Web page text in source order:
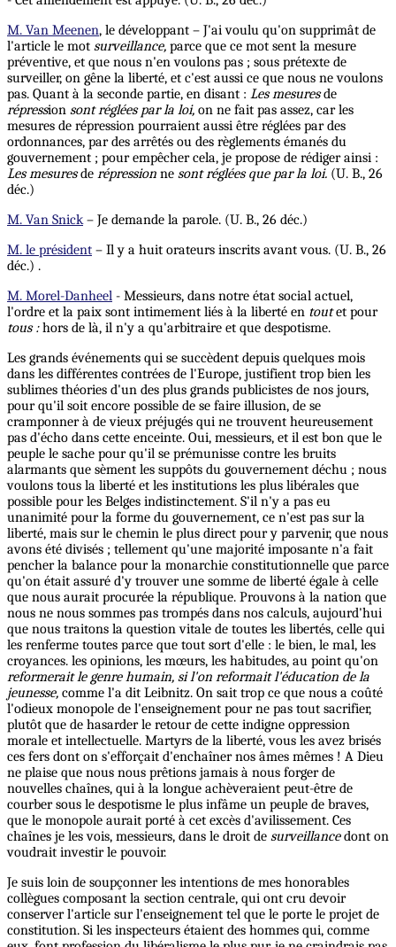
M. Van Meenen, le développant – J'ai voulu qu'on supprimât de
l'article le mot surveillance, parce que ce mot sent la mesure
préventive, et que nous n'en voulons pas ; sous prétexte de
surveiller, on gêne la liberté, et c'est aussi ce que nous ne voulons
pas. Quant à la seconde partie, en disant : Les mesuresde
répression sont réglées par la loi, on ne fait pas assez, car les
mesures de répression pourraient aussi être réglées par des
ordonnances, par des arrêtés ou des règlements émanés du
gouvernement ; pour empêcher cela, je propose de rédiger ainsi :
Les mesuresde répression ne sont réglées que par la loi. (U. B., 26
déc.)
M. Van Snick– Je demande la parole. (U. B., 26 déc.)
M. le président – Il y a huit orateurs inscrits avant vous. (U. B., 26
déc.) .
M. Morel-Danheel - Messieurs, dans notre état social actuel,
l'ordre et la paix sont intimement liés à la liberté en toutet pour
tous :hors de là, il n'y a qu'arbitraire et que despotisme.
Les grands événements qui se succèdent depuis quelques mois
dans les différentes contrées de l'Europe, justifient trop bien les
sublimes théories d'un des plus grands publicistes de nos jours,
pour qu'il soit encore possible de se faire illusion, de se
cramponner à de vieux préjugés qui ne trouvent heureusement
pas d'écho dans cette enceinte. Oui, messieurs, et il est bon que le
peuple le sache pour qu'il se prémunisse contre les bruits
alarmants que sèment les suppôts du gouvernement déchu ; nous
voulons tous la liberté et les institutions les plus libérales que
possible pour les Belges indistinctement. S'il n'y a pas eu
unanimité pour la forme du gouvernement, ce n'est pas sur la
liberté, mais sur le chemin le plus direct pour y parvenir, que nous
avons été divisés ; tellement qu'une majorité imposante n'a fait
pencher la balance pour la monarchie constitutionnelle que parce
qu'on était assuré d'y trouver une somme de liberté égale à celle
que nous aurait procurée la république. Prouvons à la nation que
nous ne nous sommes pas trompés dans nos calculs, aujourd'hui
que nous traitons la question vitale de toutes les libertés, celle qui
les renferme toutes parce que tout sort d'elle : le bien, le mal, les
croyances. les opinions, les mœurs, les habitudes, au point qu'on
reformerait le genre humain, si l'on reformait l'éducation de la
jeunesse, comme l'a dit Leibnitz. On sait trop ce que nous a coûté
l'odieux monopole de l'enseignement pour ne pas tout sacrifier,
plutôt que de hasarder le retour de cette indigne oppression
morale et intellectuelle. Martyrs de la liberté, vous les avez brisés
ces fers dont on s'efforçait d'enchaîner nos âmes mêmes ! A Dieu
ne plaise que nous nous prêtions jamais à nous forger de
nouvelles chaînes, qui à la longue achèveraient peut-être de
courber sous le despotisme le plus infâme un peuple de braves,
que le monopole aurait porté à cet excès d'avilissement. Ces
chaînes je les vois, messieurs, dans le droit de surveillancedont on
voudrait investir le pouvoir.
Je suis loin de soupçonner les intentions de mes honorables
collègues composant la section centrale, qui ont cru devoir
conserver l'article sur l'enseignement tel que le porte le projet de
constitution. Si les inspecteurs étaient des hommes qui, comme